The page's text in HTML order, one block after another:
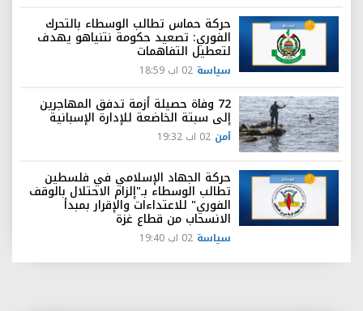
حركة حماس تطالب الوسطاء بالتحرك
الفوري: تصعيد حكومة نتنياهو يهدف
لتعطيل التفاهمات
سياسة 02 اب 18:59
72 وفاة حصيلة أزمة تدفق المهاجرين
إلى سبتة الخاضعة للإدارة الإسبانية
أمن 02 اب 19:32
حركة الجهاد الإسلامي في فلسطين
تطالب الوسطاء بـ"إلزام الاحتلال بالوقف
الفوري" للاعتداءات والإقرار بمبدأ
الانسحاب من قطاع غزة
سياسة 02 اب 19:40